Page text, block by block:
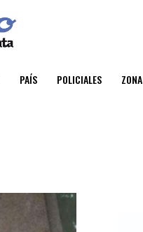
PAÍS POLICIALES ZONA